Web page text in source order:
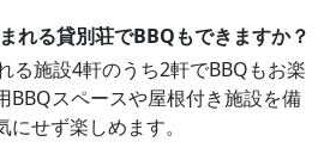
れる貸別荘でBBQもできますか？
る施設4軒のうち2軒でBBQもお楽
BBQスペースや屋根付き施設を備
せず楽しめます。